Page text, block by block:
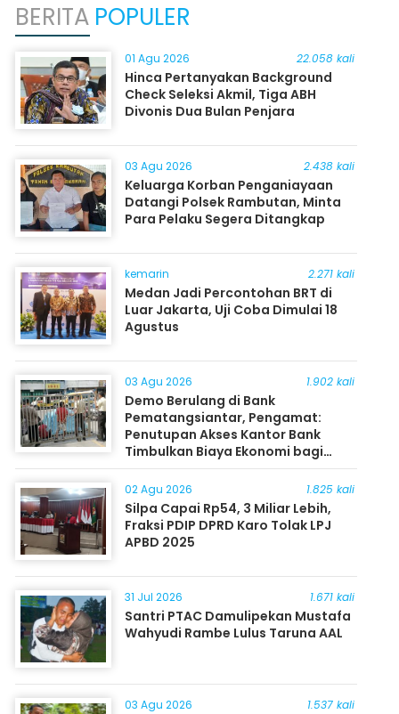
BERITA POPULER
01 Agu 2026 22.058 kali
Hinca Pertanyakan Background
Check Seleksi Akmil, Tiga ABH
Divonis Dua Bulan Penjara
03 Agu 2026 2.438 kali
Keluarga Korban Penganiayaan
Datangi Polsek Rambutan, Minta
Para Pelaku Segera Ditangkap
kemarin 2.271 kali
Medan Jadi Percontohan BRT di
Luar Jakarta, Uji Coba Dimulai 18
Agustus
03 Agu 2026 1.902 kali
Demo Berulang di Bank
Pematangsiantar, Pengamat:
Penutupan Akses Kantor Bank
Timbulkan Biaya Ekonomi bagi
Masyarakat
02 Agu 2026 1.825 kali
Silpa Capai Rp54, 3 Miliar Lebih,
Fraksi PDIP DPRD Karo Tolak LPJ
APBD 2025
31 Jul 2026 1.671 kali
Santri PTAC Damulipekan Mustafa
Wahyudi Rambe Lulus Taruna AAL
03 Agu 2026 1.537 kali